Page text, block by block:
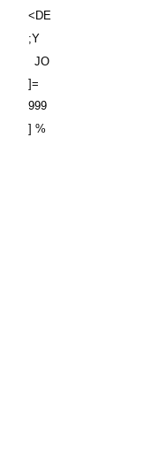
<DE
;Y
JO
]=
999
] %